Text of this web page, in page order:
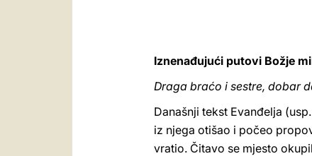
Iznenađujući putovi Božje
Draga braćo i sestre, dobar
Današnji tekst Evanđelja
iz njega otišao i počeo
vratio. Čitavo se mjesto